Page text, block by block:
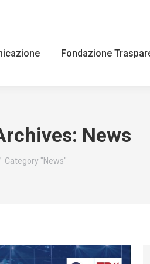
Fondazione
News
Category "News"